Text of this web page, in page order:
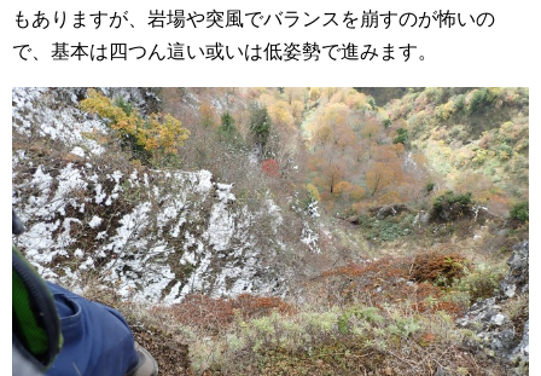
もありますが、岩場や突風でバランスを崩すのが怖いの
で、基本は四つん這い或いは低姿勢で進みます。